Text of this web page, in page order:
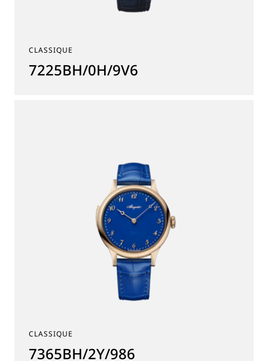
CLASSIQUE
7225BH/0H/9V6
CLASSIQUE
7365BH/2Y/986